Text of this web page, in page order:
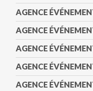
AGENCE
AGENCE
AGENCE
AGENCE
AGENCE